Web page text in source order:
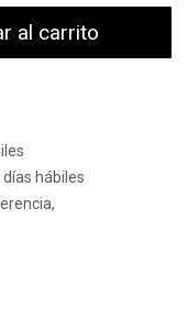
al carrito
hábiles